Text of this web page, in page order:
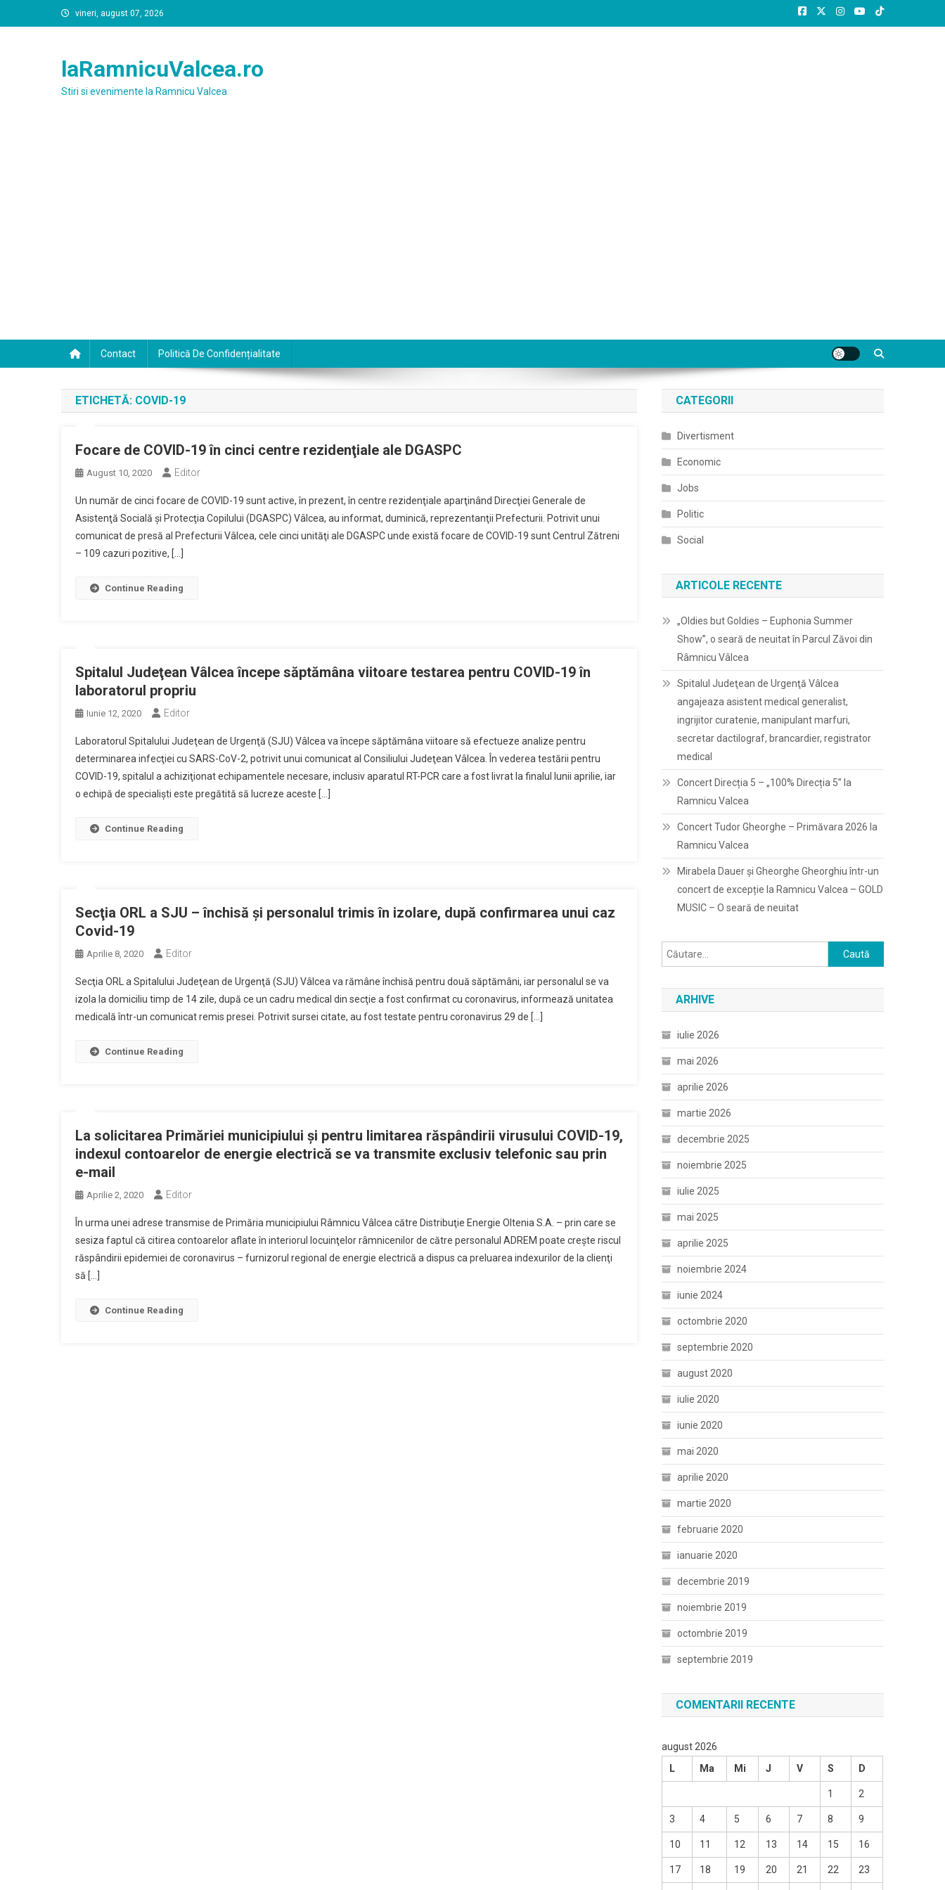
to
vineri, august 07, 2026
laRamnicuValcea.ro
Stiri si evenimente la Ramnicu Valcea
Contact Politică De Confidențialitate
ETICHETĂ: COVID-19
Focare de COVID-19 în cinci centre rezidenţiale ale DGASPC
August 10, 2020 Editor
Un număr de cinci focare de COVID-19 sunt active, în prezent, în centre rezidenţiale aparţinând Direcţiei Generale de
Asistenţă Socială şi Protecţia Copilului (DGASPC) Vâlcea, au informat, duminică, reprezentanţii Prefecturii. Potrivit unui
comunicat de presă al Prefecturii Vâlcea, cele cinci unităţi ale DGASPC unde există focare de COVID-19 sunt Centrul Zătreni
– 109 cazuri pozitive, […]
Continue Reading
Spitalul Judeţean Vâlcea începe săptămâna viitoare testarea pentru COVID-19 în
laboratorul propriu
Iunie 12, 2020 Editor
Laboratorul Spitalului Judeţean de Urgenţă (SJU) Vâlcea va începe săptămâna viitoare să efectueze analize pentru
determinarea infecţiei cu SARS-CoV-2, potrivit unui comunicat al Consiliului Judeţean Vâlcea. În vederea testării pentru
COVID-19, spitalul a achiziţionat echipamentele necesare, inclusiv aparatul RT-PCR care a fost livrat la finalul lunii aprilie, iar
o echipă de specialişti este pregătită să lucreze aceste […]
Continue Reading
Secţia ORL a SJU – închisă şi personalul trimis în izolare, după confirmarea unui caz
Covid-19
Aprilie 8, 2020 Editor
Secţia ORL a Spitalului Judeţean de Urgenţă (SJU) Vâlcea va rămâne închisă pentru două săptămâni, iar personalul se va
izola la domiciliu timp de 14 zile, după ce un cadru medical din secţie a fost confirmat cu coronavirus, informează unitatea
medicală într-un comunicat remis presei. Potrivit sursei citate, au fost testate pentru coronavirus 29 de […]
Continue Reading
La solicitarea Primăriei municipiului şi pentru limitarea răspândirii virusului COVID-19,
indexul contoarelor de energie electrică se va transmite exclusiv telefonic sau prin
e-mail
Aprilie 2, 2020 Editor
În urma unei adrese transmise de Primăria municipiului Râmnicu Vâlcea către Distribuţie Energie Oltenia S.A. – prin care se
sesiza faptul că citirea contoarelor aflate în interiorul locuinţelor râmnicenilor de către personalul ADREM poate creşte riscul
răspândirii epidemiei de coronavirus – furnizorul regional de energie electrică a dispus ca preluarea indexurilor de la clienţi
să […]
Continue Reading
CATEGORII
Divertisment
Economic
Jobs
Politic
Social
ARTICOLE RECENTE
„Oldies but Goldies – Euphonia Summer
Show”, o seară de neuitat în Parcul Zăvoi din
Râmnicu Vâlcea
Spitalul Judeţean de Urgenţă Vâlcea
angajeaza asistent medical generalist,
ingrijitor curatenie, manipulant marfuri,
secretar dactilograf, brancardier, registrator
medical
Concert Direcția 5 – „100% Direcția 5” la
Ramnicu Valcea
Concert Tudor Gheorghe – Primăvara 2026 la
Ramnicu Valcea
Mirabela Dauer și Gheorghe Gheorghiu într-un
concert de excepție la Ramnicu Valcea – GOLD
MUSIC – O seară de neuitat
Caută
după:
ARHIVE
iulie 2026
mai 2026
aprilie 2026
martie 2026
decembrie 2025
noiembrie 2025
iulie 2025
mai 2025
aprilie 2025
noiembrie 2024
iunie 2024
octombrie 2020
septembrie 2020
august 2020
iulie 2020
iunie 2020
mai 2020
aprilie 2020
martie 2020
februarie 2020
ianuarie 2020
decembrie 2019
noiembrie 2019
octombrie 2019
septembrie 2019
COMENTARII RECENTE
august 2026
L
Ma Mi J V S D
1 2
3 4 5 6 7 8 9
10 11 12 13 14 15 16
17 18 19 20 21 22 23